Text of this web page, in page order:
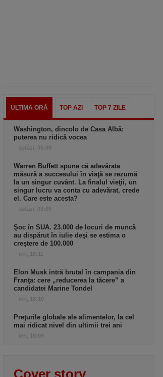
ULTIMA ORĂ TOP AZI TOP 7 ZILE
Washington, dincolo de Casa Albă:
puterea nu ridică vocea
astăzi, 05:00
Warren Buffett spune că adevărata
măsură a succesului în viaţă se rezumă
la un singur cuvânt. La finalul vieţii, un
singur lucru va conta cu adevărat, crede
el. Care este acesta?
astăzi, 03:00
Şoc în SUA. 23.000 de locuri de muncă
au dispărut în iulie deşi se estima o
creştere de 100.000
ieri, 18:11
Elon Musk intră brutal în campania din
Franţa: cere „reducerea la tăcere” a
candidatei Marine Tondel
ieri, 18:10
Preţurile globale ale alimentelor, la cel
mai ridicat nivel din ultimii trei ani
ieri, 18:09
Cover story